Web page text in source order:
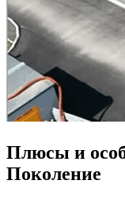
Плюсы и
Поколение